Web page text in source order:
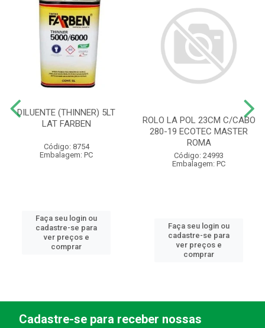
DILUENTE (THINNER) 5LT
LAT FARBEN
Código: 8754
Embalagem: PC
Faça seu login ou
cadastre-se para
ver preços e
comprar
ROLO LA POL 23CM C/CABO
280-19 ECOTEC MASTER
ROMA
Código: 24993
Embalagem: PC
Faça seu login ou
cadastre-se para
ver preços e
comprar
Cadastre-se para receber nossas